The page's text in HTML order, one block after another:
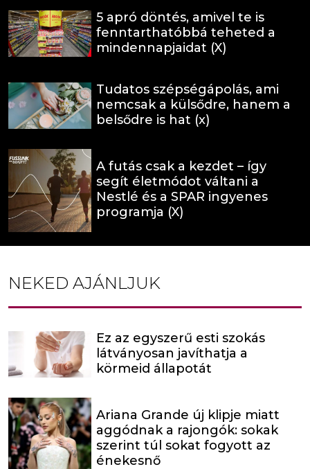
5 apró döntés, amivel te is
fenntarthatóbbá teheted a
mindennapjaidat (X)
Tudatos szépségápolás, ami
nemcsak a külsődre, hanem a
belsődre is hat (x)
A futás csak a kezdet – így
segít életmódot váltani a
Nestlé és a SPAR ingyenes
programja (X)
NEKED AJÁNLJUK
Ez az egyszerű esti szokás
látványosan javíthatja a
körmeid állapotát
Ariana Grande új klipje miatt
aggódnak a rajongók: sokak
szerint túl sokat fogyott az
énekesnő